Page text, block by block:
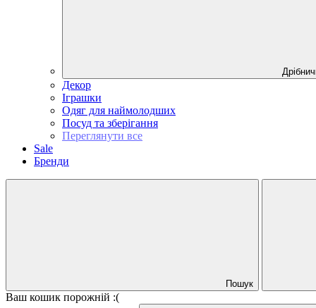
Декор
Іграшки
Одяг для наймолодших
Посуд та зберігання
Переглянути все
Sale
Бренди
Пошук
Ваш кошик порожній :(